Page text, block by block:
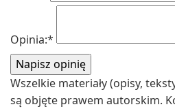
Opinia:*
Wszelkie materiały (opisy,
są objęte prawem autorskim.